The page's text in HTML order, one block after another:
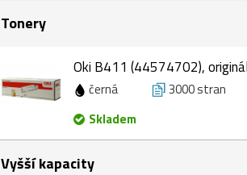
Tonery
Oki B411 (44574702),
černá 3000 stran
Skladem
Vyšší kapacity